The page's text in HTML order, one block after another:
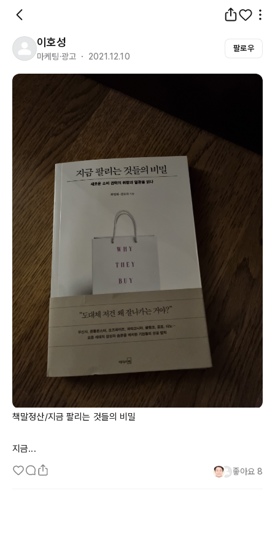
이호성
마케팅·광고 ・ 2021.12.10
팔로우
책말정산/지금 팔리는 것들의 비밀
지금...
좋아요 8